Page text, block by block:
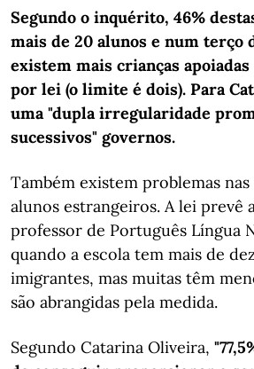
Segundo o inquérito, 46%
mais de 20 alunos e num terço
existem mais crianças
por lei (o limite é dois). Para
uma "dupla irregularidade
sucessivos" governos.
Também existem problemas
alunos estrangeiros. A lei prevê
professor de Português Língua
quando a escola tem mais de
imigrantes, mas muitas têm
são abrangidas pela medida.
Segundo Catarina Oliveira,